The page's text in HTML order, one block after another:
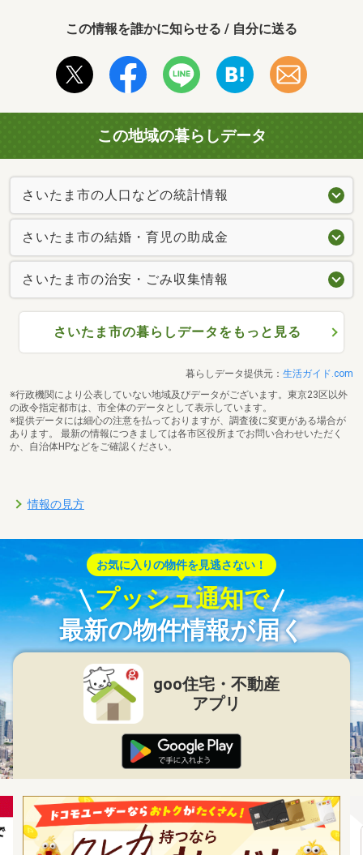
この情報を誰かに知らせる / 自分に送る
この地域の暮らしデータ
さいたま市の人口などの統計情報
さいたま市の結婚・育児の助成金
さいたま市の治安・ごみ収集情報
さいたま市の暮らしデータをもっと見る
暮らしデータ提供元： 生活ガイド.com
※行政機関により公表していない地域及びデータがございます。東京23区以外
の政令指定都市は、市全体のデータとして表示しています。
※提供データには細心の注意を払っておりますが、調査後に変更がある場合が
あります。 最新の情報につきましては各市区役所までお問い合わせいただく
か、自治体HPなどをご確認ください。
情報の見方
お気に入りの物件を見逃さない！
プッシュ通知で
最新の物件情報が届く
goo住宅・不動産
アプリ